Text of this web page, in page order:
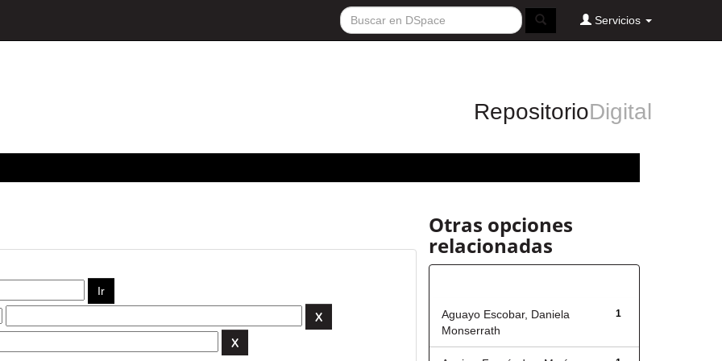
Servicios
RepositorioDigital
Otras opciones
relacionadas
1
Aguayo Escobar, Daniela
Monserrath